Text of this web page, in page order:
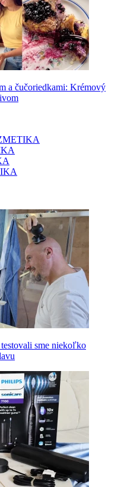
a čučoriedkami: Krémový
sme niekoľko